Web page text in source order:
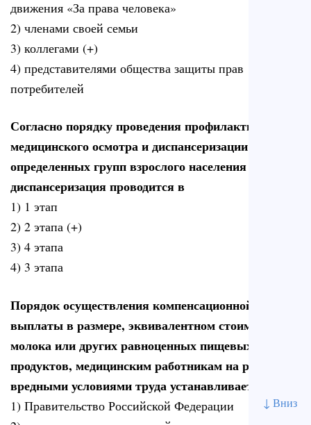
↓ Вниз
движения «За права человека»
2) членами своей семьи
3) коллегами (+)
4) представителями общества защиты прав
потребителей
Согласно порядку проведения профилактического
медицинского осмотра и диспансеризации
определенных групп взрослого населения
диспансеризация проводится в
1) 1 этап
2) 2 этапа (+)
3) 4 этапа
4) 3 этапа
Порядок осуществления компенсационной
выплаты в размере, эквивалентном стоимости
молока или других равноценных пищевых
продуктов, медицинским работникам на работах с
вредными условиями труда устанавливает
1) Правительство Российской Федерации